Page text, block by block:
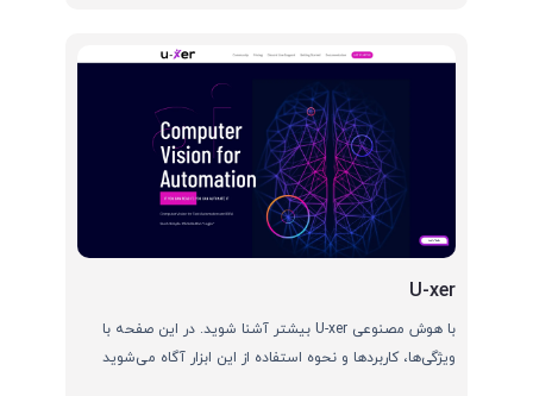
U-xer
با هوش مصنوعی U-xer بیشتر آشنا شوید. در این صفحه با
ویژگی‌ها، کاربردها و نحوه استفاده از این ابزار آگاه می‌شوید